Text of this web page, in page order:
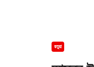
রতুয়া